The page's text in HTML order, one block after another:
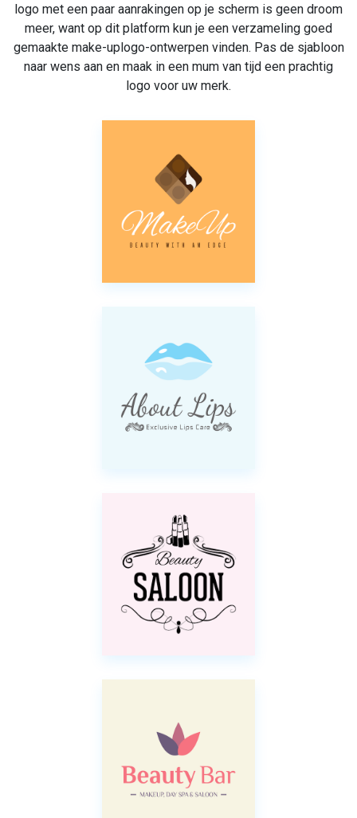
logo met een paar aanrakingen op je scherm is geen droom
meer, want op dit platform kun je een verzameling goed
gemaakte make-uplogo-ontwerpen vinden. Pas de sjabloon
naar wens aan en maak in een mum van tijd een prachtig
logo voor uw merk.